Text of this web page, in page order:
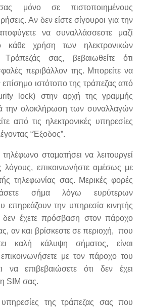
μόνο σε πιστοποιημένους
Αν δεν είστε σίγουροι για την
να συναλλάσσεστε μαζί
κάθε χρήση των ηλεκτρονικών
σας, βεβαιωθείτε ότι
περιβάλλον της. Μπορείτε να
επίσημο ιστότοπο της τράπεζας από
lock) στην αρχή της γραμμής
την ολοκλήρωση των συναλλαγών
από τις ηλεκτρονικές υπηρεσίες
“Έξοδος”.
σταματήσει να λειτουργεί
λόγους, επικοινωνήστε αμέσως με
τηλεφωνίας σας. Μερικές φορές
σήμα λόγω ευρύτερων
την υπηρεσία κινητής
δεν έχετε πρόσβαση στον πάροχο
αν και βρίσκεστε σε περιοχή, που
καλή κάλυψη σήματος, είναι
με τον πάροχο του
να επιβεβαιώσετε ότι δεν έχει
SIM σας.
υπηρεσίες της τράπεζας σας που